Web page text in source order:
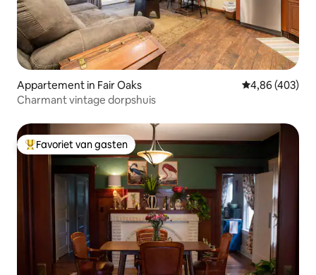
Appartement in Fair Oaks Gemiddelde
4,86 (403)
Charmant vintage dorpshuis
Topfavoriet van gasten
Favoriet van gasten